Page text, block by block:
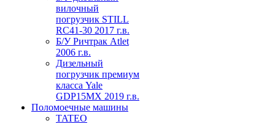
вилочный
погрузчик STILL
RC41-30 2017 г.в.
Б/У Ричтрак Atlet
2006 г.в.
Дизельный
погрузчик премиум
класса Yale
GDP15MX 2019 г.в.
Поломоечные машины
TATEO